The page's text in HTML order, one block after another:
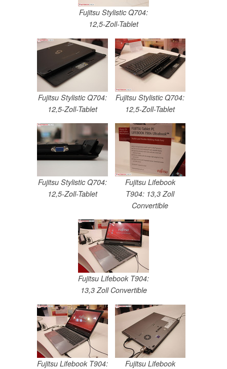
Fujitsu Stylistic Q704:
12,5-Zoll-Tablet
Fujitsu Stylistic Q704:
12,5-Zoll-Tablet
Fujitsu Stylistic Q704:
12,5-Zoll-Tablet
Fujitsu Stylistic Q704:
12,5-Zoll-Tablet
Fujitsu Lifebook
T904: 13,3 Zoll
Convertible
Fujitsu Lifebook T904:
13,3 Zoll Convertible
Fujitsu Lifebook T904:
Fujitsu Lifebook